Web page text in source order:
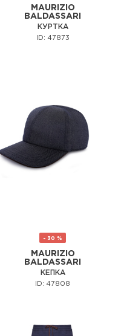
MAURIZIO
BALDASSARI
КУРТКА
ID: 47873
- 30 %
MAURIZIO
BALDASSARI
КЕПКА
ID: 47808